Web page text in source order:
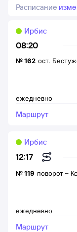
Расписание
08:20
Ирбис
ежедневно
№162 ост.
Маршрут
12:17
Ирбис
ежедневно
№119 поворот –
Маршрут